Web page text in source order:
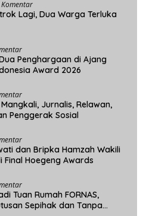
Lagi, Dua Warga Terluka
Penghargaan di Ajang
Award 2026
Jurnalis, Relawan,
Penggerak Sosial
dan Bripka Hamzah Wakili
Final Hoegeng Awards
Tuan Rumah FORNAS,
Sepihak dan Tanpa